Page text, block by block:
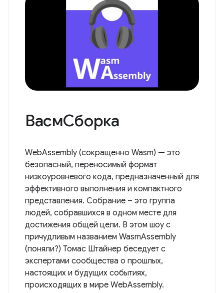
ВасмСборка
WebAssembly (сокращенно Wasm) — это
безопасный, переносимый формат
низкоуровневого кода, предназначенный для
эффективного выполнения и компактного
представления. Собрание – это группа
людей, собравшихся в одном месте для
достижения общей цели. В этом шоу с
причудливым названием WasmAssembly
(поняли?) Томас Штайнер беседует с
экспертами сообщества о прошлых,
настоящих и будущих событиях,
происходящих в мире WebAssembly.